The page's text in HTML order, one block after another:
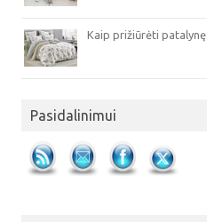
Kaip prižiūrėti patalynę
Pasidalinimui